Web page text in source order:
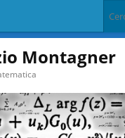
Montagner